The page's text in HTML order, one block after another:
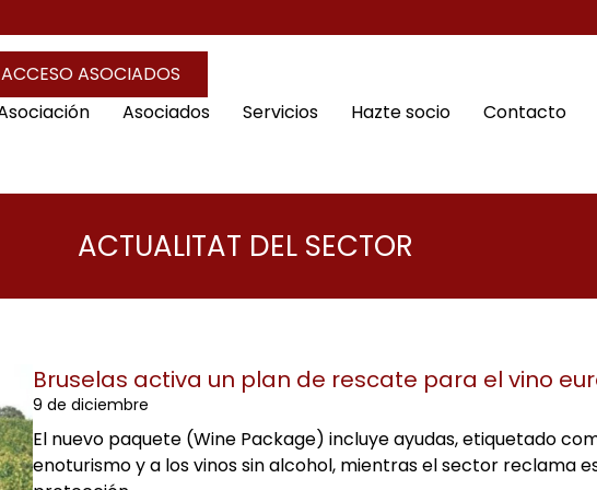
ACCESO ASOCIADOS
Asociados Servicios Hazte socio Contacto
ACTUALITAT DEL SECTOR
Bruselas activa un plan de rescate para el vino
9 de diciembre
El nuevo paquete (Wine Package) incluye ayudas, etiquetado
enoturismo y a los vinos sin alcohol, mientras el sector reclama